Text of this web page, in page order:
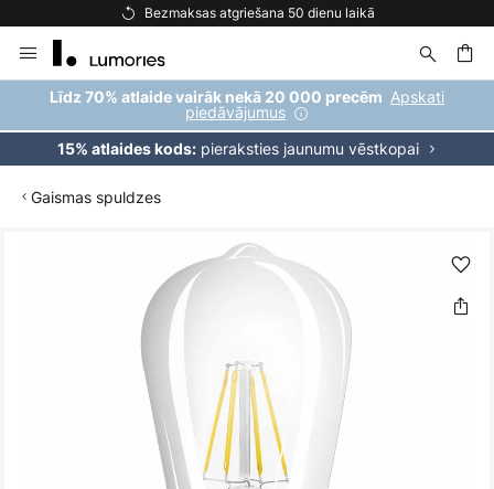
Bezmaksas atgriešana 50 dienu laikā
to
Content
Līdz 70% atlaide vairāk nekā 20 000 precēm Apskati
piedāvājumus
15% atlaides kods:pieraksties jaunumu vēstkopai
Gaismas spuldzes